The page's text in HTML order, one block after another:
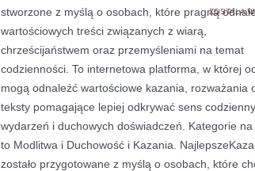
ZOSTAŁA
stworzone z myślą o osobach, które pragną
wartościowych treści związanych z wiarą,
chrześcijaństwem oraz przemyśleniami na temat
codzienności. To internetowa platforma, w której
mogą odnaleźć wartościowe kazania, rozważania
teksty pomagające lepiej odkrywać sens
wydarzeń i duchowych doświadczeń. Kategorie na
to Modlitwa i Duchowość i Kazania.
zostało przygotowane z myślą o osobach, które